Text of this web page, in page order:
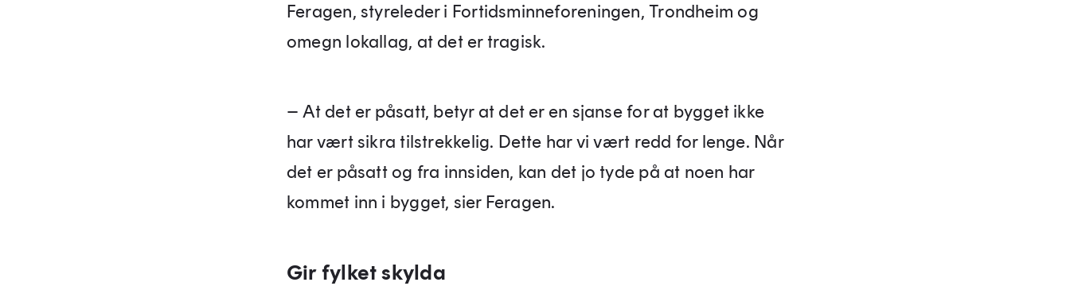
Feragen, styreleder i Fortidsminneforeningen, Trondheim og
omegn lokallag, at det er tragisk.
– At det er påsatt, betyr at det er en sjanse for at bygget ikke
har vært sikra tilstrekkelig. Dette har vi vært redd for lenge. Når
det er påsatt og fra innsiden, kan det jo tyde på at noen har
kommet inn i bygget, sier Feragen.
Gir fylket skylda